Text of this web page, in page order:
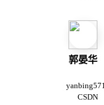
郭晏华
CSDN